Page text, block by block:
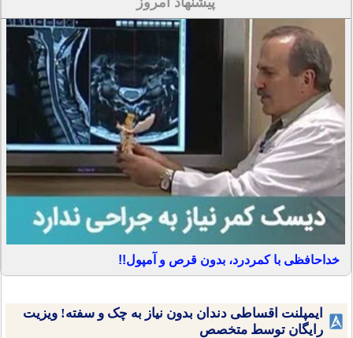
خداحافظی با کمردرد، بدون قرص و آمپول!!
ایمپلنت اقساطی دندان بدون نیاز به چک و سفته! ویزیت
رایگان توسط متخصص